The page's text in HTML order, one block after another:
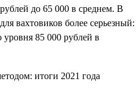
до 65 000 в среднем. В
вахтовиков более серьезный:
85 000 рублей в